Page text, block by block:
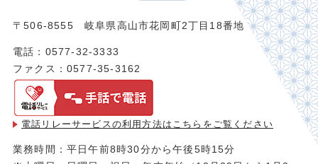
〒506-8555 岐阜県高山市花岡町2丁目18番地
電話：0577-32-3333
ファクス：0577-35-3162
電話リレーサービスの利用方法は こちらをご覧ください
業務時間：平日午前8時30分から午後5時15分